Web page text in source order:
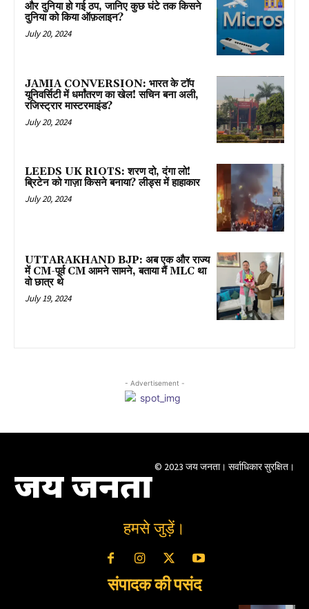
और दुनिया हो गई ठप, जानिए कुछ घंटे तक किसने
दुनिया को किया ऑफ़लाइन?
July 20, 2024
JAMIA CONVERSION: भारत के टॉप
यूनिवर्सिटी में धर्मांतरण का खेल! सचिन बना अली,
रजिस्ट्रार मास्टरमाइंड?
July 20, 2024
LEEDS UK RIOTS: शरण दो, दंगा लो!
ब्रिटेन को गाज़ा किसने बनाया? लीड्स में हाहाकार
July 20, 2024
UTTARAKHAND BJP: अब एक और राज्य
में CM-पूर्व CM आमने सामने, बताया मैं MLC था
वो छात्र थे
July 19, 2024
- Advertisement -
जय जनता © 2023 जय जनता। सर्वाधिकार सुरक्षित।
हमसे जुड़ें।
संपादक की पसंद